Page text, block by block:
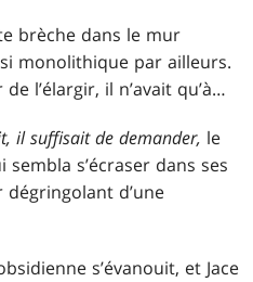
brèche dans le mur
monolithique par ailleurs.
l’élargir, il n’avait qu’à…
il suffisait de demander, le
s’écraser dans ses
d’une
s’évanouit, et Jace